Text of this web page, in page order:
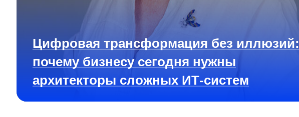
Цифровая трансформация без иллюзий:
почему бизнесу сегодня нужны
архитекторы сложных ИТ-систем